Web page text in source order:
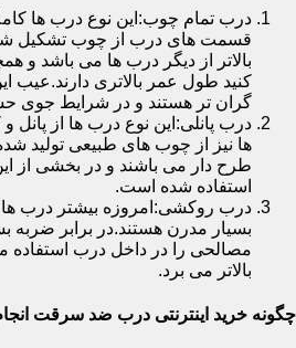
درب تمام چوب:این نوع درب ها
قسمت های درب از چوب تشکیل
بالاتر از دیگر درب ها می باشد و
کنید طول عمر بالاتری دارند.عیب
گران تر هستند و در شرایط جوی
درب پانلی:این نوع درب ها از پانل
ها نیز از چوب های طبیعی تولید
طرح دار می باشند و در بخشی از
استفاده شده است.
درب روکشی:امروزه بیشتر درب ها
بسیار مدرن هستند.در برابر ضربه
مصالحی را در داخل درب استفاده
بالاتر می برد.
چگونه خرید اینترنتی درب ضد سرقت